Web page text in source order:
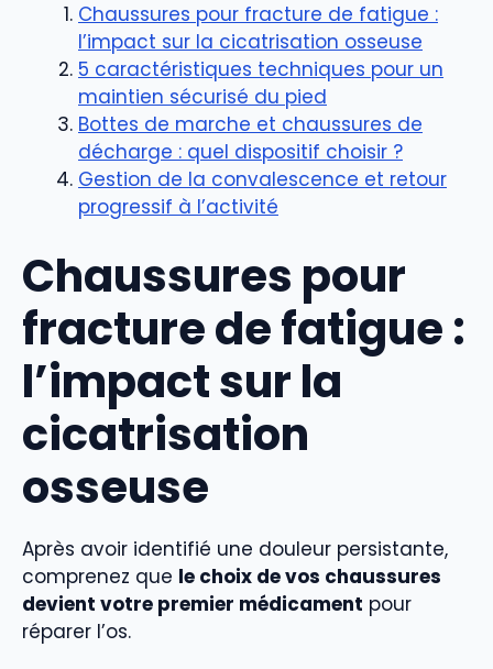
Chaussures pour fracture de fatigue :
l’impact sur la cicatrisation osseuse
5 caractéristiques techniques pour un
maintien sécurisé du pied
Bottes de marche et chaussures de
décharge : quel dispositif choisir ?
Gestion de la convalescence et retour
progressif à l’activité
Chaussures pour
fracture de fatigue :
l’impact sur la
cicatrisation
osseuse
Après avoir identifié une douleur persistante,
comprenez que le choix de vos chaussures
devient votre premier médicament pour
réparer l’os.